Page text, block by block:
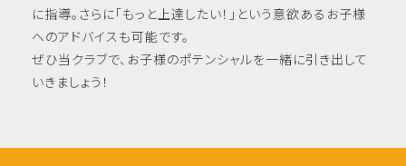
に指導。さらに「もっと上達したい！」という意欲あるお子様
へのアドバイスも可能です。
ぜひ当クラブで、お子様のポテンシャルを一緒に引き出して
いきましょう！